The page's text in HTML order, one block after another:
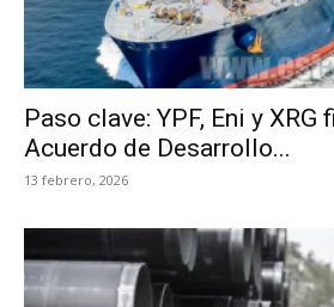
Paso clave: YPF, Eni y XRG
Acuerdo de Desarrollo...
13 febrero, 2026